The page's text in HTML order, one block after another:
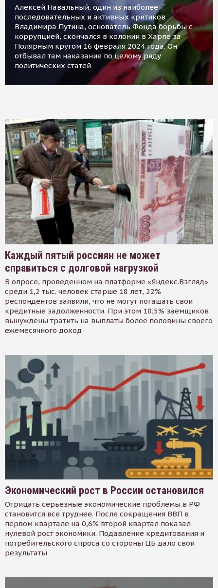
Алексей Навальный, один из наиболее
последовательных и активных критиков
Владимира Путина, основатель Фонда борьбы с
коррупцией, скончался в колонии в Харпе за
Полярным кругом 16 февраля 2024 года. Он
отбывал там наказание по целому ряду
политических статей
Каждый пятый россиян не может
справиться с долговой нагрузкой
В опросе, проведенном на платформе «Яндекс.Взгляд»
среди 1,2 тыс. человек старше 18 лет, 22%
респондентов заявили, что не могут погашать свои
кредитные задолженности. При этом 18,5% заемщиков
вынуждены тратить на выплаты более половины своего
ежемесячного доход
Экономический рост в России остановился
Отрицать серьезные экономические проблемы в РФ
становится все труднее. После сокращения ВВП в
первом квартале на 0,6% второй квартал показал
нулевой рост экономики. Подавление кредитования и
потребительского спроса со стороны ЦБ дало свои
результаты